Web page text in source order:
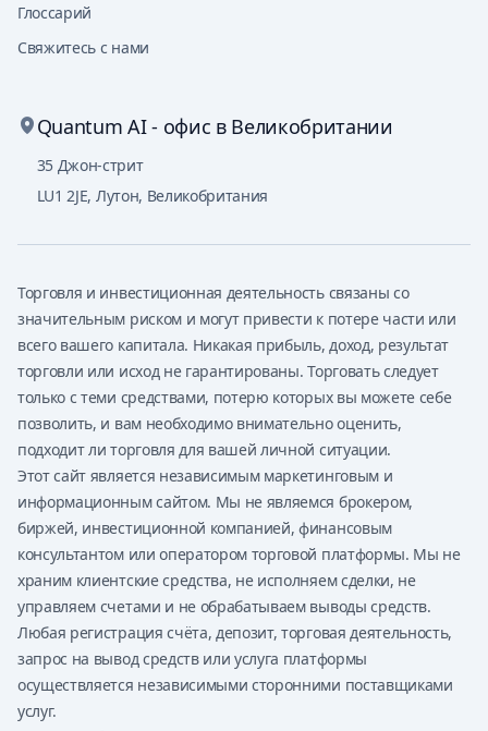
Глоссарий
Свяжитесь с нами
Quantum AI - офис в Великобритании
35 Джон-стрит
LU1 2JE, Лутон, Великобритания
Торговля и инвестиционная деятельность связаны со
значительным риском и могут привести к потере части или
всего вашего капитала. Никакая прибыль, доход, результат
торговли или исход не гарантированы. Торговать следует
только с теми средствами, потерю которых вы можете себе
позволить, и вам необходимо внимательно оценить,
подходит ли торговля для вашей личной ситуации.
Этот сайт является независимым маркетинговым и
информационным сайтом. Мы не являемся брокером,
биржей, инвестиционной компанией, финансовым
консультантом или оператором торговой платформы. Мы не
храним клиентские средства, не исполняем сделки, не
управляем счетами и не обрабатываем выводы средств.
Любая регистрация счёта, депозит, торговая деятельность,
запрос на вывод средств или услуга платформы
осуществляется независимыми сторонними поставщиками
услуг.